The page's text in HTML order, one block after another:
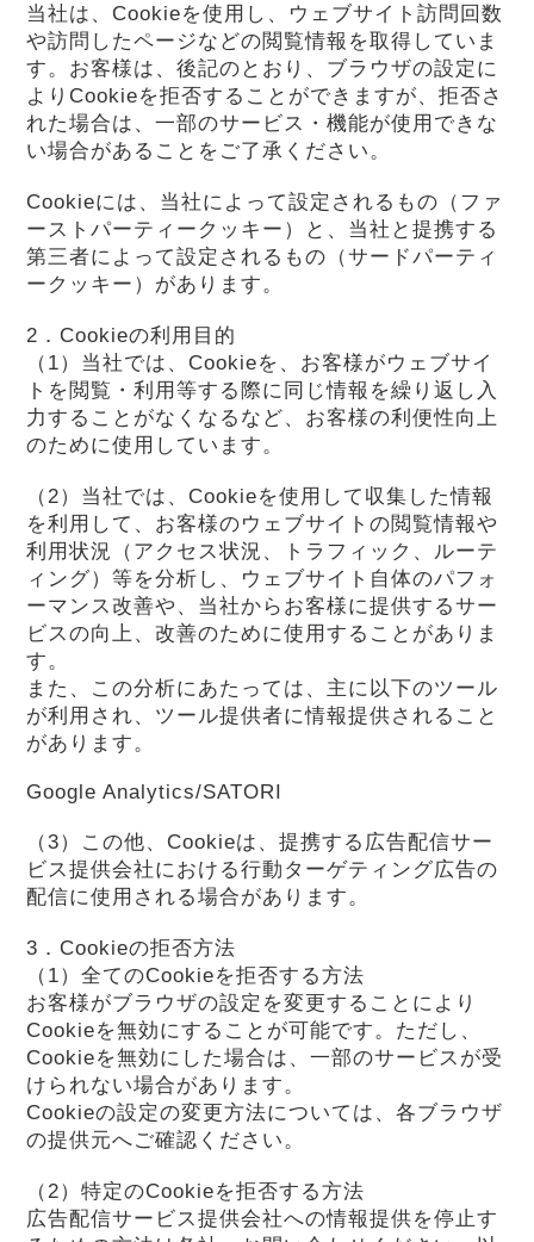
当社は、Cookieを使用し、ウェブサイト訪問回数
や訪問したページなどの閲覧情報を取得していま
す。お客様は、後記のとおり、ブラウザの設定に
よりCookieを拒否することができますが、拒否さ
れた場合は、一部のサービス・機能が使用できな
い場合があることをご了承ください。
Cookieには、当社によって設定されるもの（ファ
ーストパーティークッキー）と、当社と提携する
第三者によって設定されるもの（サードパーティ
ークッキー）があります。
2．Cookieの利用目的
（1）当社では、Cookieを、お客様がウェブサイ
トを閲覧・利用等する際に同じ情報を繰り返し入
力することがなくなるなど、お客様の利便性向上
のために使用しています。
（2）当社では、Cookieを使用して収集した情報
を利用して、お客様のウェブサイトの閲覧情報や
利用状況（アクセス状況、トラフィック、ルーテ
ィング）等を分析し、ウェブサイト自体のパフォ
ーマンス改善や、当社からお客様に提供するサー
ビスの向上、改善のために使用することがありま
す。
また、この分析にあたっては、主に以下のツール
が利用され、ツール提供者に情報提供されること
があります。
Google Analytics/SATORI
（3）この他、Cookieは、提携する広告配信サー
ビス提供会社における行動ターゲティング広告の
配信に使用される場合があります。
3．Cookieの拒否方法
（1）全てのCookieを拒否する方法
お客様がブラウザの設定を変更することにより
Cookieを無効にすることが可能です。ただし、
Cookieを無効にした場合は、一部のサービスが受
けられない場合があります。
Cookieの設定の変更方法については、各ブラウザ
の提供元へご確認ください。
（2）特定のCookieを拒否する方法
広告配信サービス提供会社への情報提供を停止す